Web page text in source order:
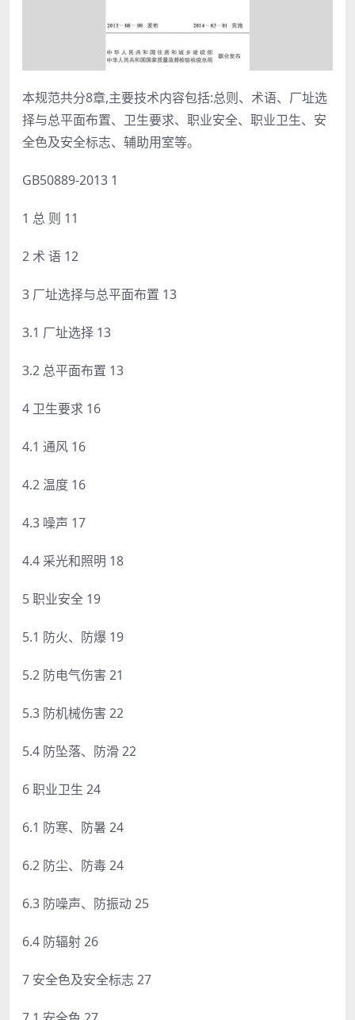
本规范共分8章,主要技术内容包括:总则、术语、厂址选
择与总平面布置、卫生要求、职业安全、职业卫生、安
全色及安全标志、辅助用室等。
GB50889-2013 1
1 总 则 11
2 术 语 12
3 厂址选择与总平面布置 13
3.1 厂址选择 13
3.2 总平面布置 13
4 卫生要求 16
4.1 通风 16
4.2 温度 16
4.3 噪声 17
4.4 采光和照明 18
5 职业安全 19
5.1 防火、防爆 19
5.2 防电气伤害 21
5.3 防机械伤害 22
5.4 防坠落、防滑 22
6 职业卫生 24
6.1 防寒、防暑 24
6.2 防尘、防毒 24
6.3 防噪声、防振动 25
6.4 防辐射 26
7 安全色及安全标志 27